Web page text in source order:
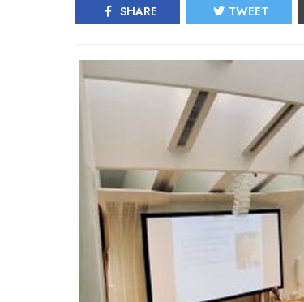
SHARE TWEET